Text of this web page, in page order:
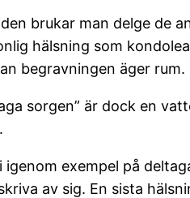
brukar man delge de
hälsning som
begravningen äger rum.
sorgen” är dock en
igenom exempel på
av sig. En sista